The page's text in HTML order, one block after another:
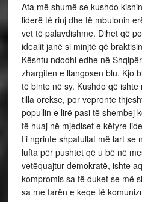
Ata më shumë se kushdo
liderë të rinj dhe të mbulonin
vet të palavdishme. Dihet që
idealit janë si minjtë që
Kështu ndodhi edhe në
zhargiten e llangosen blu. Kjo
të binte në sy. Kushdo që
tilla orekse, por vepronte
popullin e lirë pasi të shembej
të huaj në mjediset e këtyre
t’i ngrinte shpatullat më lart se
lufta për pushtet që u bë në
vetëquajtur demokratë, ishte
kompromis sa të duket se më
sa me farën e keqe të